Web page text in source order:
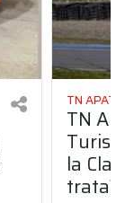
TN APAT
TN
la
trata?